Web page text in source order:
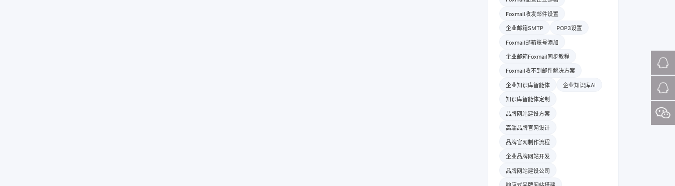
Foxmail收发邮件设置
企业邮箱SMTP POP3设置
Foxmail邮箱账号添加
企业邮箱Foxmail同步教程
Foxmail收不到邮件解决方案
企业知识库智能体 企业知识库AI
知识库智能体定制
品牌网站建设方案
高端品牌官网设计
品牌官网制作流程
企业品牌网站开发
品牌网站建设公司